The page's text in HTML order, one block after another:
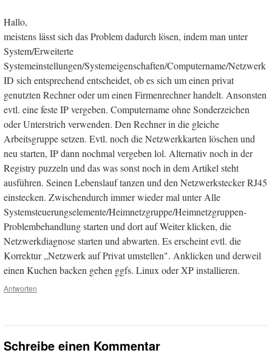
Hallo,
meistens lässt sich das Problem dadurch lösen, indem man unter
System/Erweiterte
Systemeinstellungen/Systemeigenschaften/Computername/Netzwerk
ID sich entsprechend entscheidet, ob es sich um einen privat
genutzten Rechner oder um einen Firmenrechner handelt. Ansonsten
evtl. eine feste IP vergeben. Computername ohne Sonderzeichen
oder Unterstrich verwenden. Den Rechner in die gleiche
Arbeitsgruppe setzen. Evtl. noch die Netzwerkkarten löschen und
neu starten, IP dann nochmal vergeben lol. Alternativ noch in der
Registry puzzeln und das was sonst noch in dem Artikel steht
ausführen. Seinen Lebenslauf tanzen und den Netzwerkstecker RJ45
einstecken. Zwischendurch immer wieder mal unter Alle
Systemsteuerungselemente/Heimnetzgruppe/Heimnetzgruppen-
Problembehandlung starten und dort auf Weiter klicken, die
Netzwerkdiagnose starten und abwarten. Es erscheint evtl. die
Korrektur „Netzwerk auf Privat umstellen". Anklicken und derweil
einen Kuchen backen gehen ggfs. Linux oder XP installieren.
Antworten
Schreibe einen Kommentar